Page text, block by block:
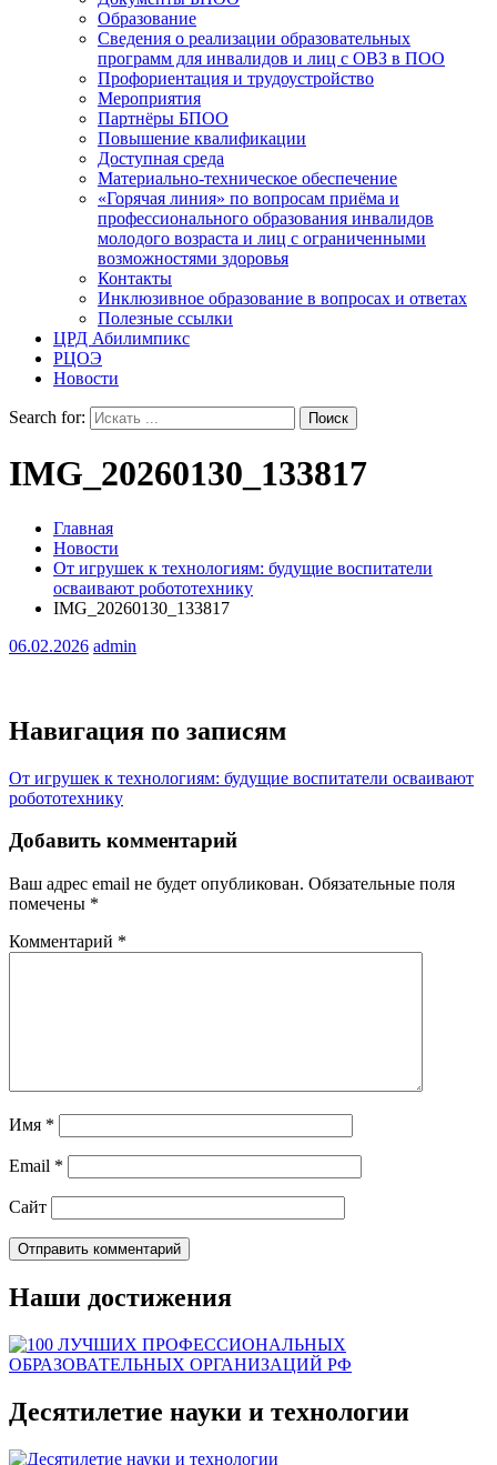
Образование
Сведения о реализации образовательных
программ для инвалидов и лиц с ОВЗ в ПОО
Профориентация и трудоустройство
Мероприятия
Партнёры БПОО
Повышение квалификации
Доступная среда
Материально-техническое обеспечение
«Горячая линия» по вопросам приёма и
профессионального образования инвалидов
молодого возраста и лиц с ограниченными
возможностями здоровья
Контакты
Инклюзивное образование в вопросах и ответах
Полезные ссылки
ЦРД Абилимпикс
РЦОЭ
Новости
Search for:
IMG_20260130_133817
Главная
Новости
От игрушек к технологиям: будущие воспитатели
осваивают робототехнику
IMG_20260130_133817
06.02.2026 admin
Навигация по записям
От игрушек к технологиям: будущие воспитатели осваивают
робототехнику
Добавить комментарий
Ваш адрес email не будет опубликован. Обязательные поля
помечены *
Комментарий *
Имя *
Email *
Сайт
Наши достижения
Десятилетие науки и технологии